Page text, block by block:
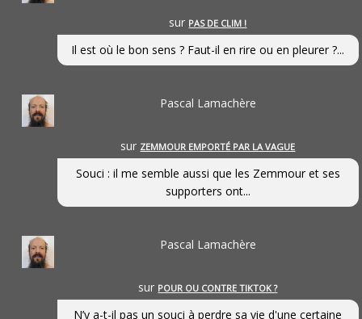
sur PAS DE CLIM !
Il est où le bon sens ? Faut-il en rire ou en pleurer ?...
Pascal Lamachère
sur ZEMMOUR EMPORTÉ PAR LA VAGUE
Souci : il me semble aussi que les Zemmour et ses
supporters ont...
Pascal Lamachère
sur POUR OU CONTRE TIKTOK ?
N’y a-t-il pas un souci à perdre sa vie d'une certaine